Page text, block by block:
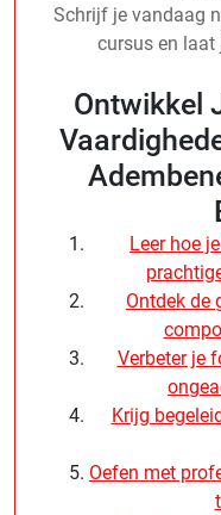
Schrijf je vandaag
cursus en laat
Ontwikkel
Leer hoe
Ontdek de
Verbeter je
Krijg
Oefen met